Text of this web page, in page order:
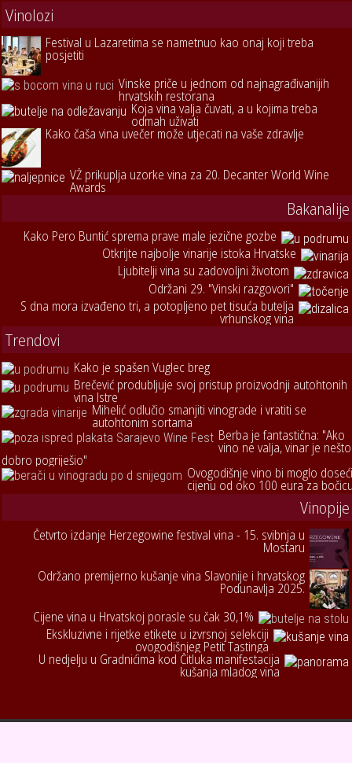
Vinolozi
Festival u Lazaretima se nametnuo kao onaj koji treba
posjetiti
Vinske priče u jednom od najnagrađivanijih
hrvatskih restorana
Koja vina valja čuvati, a u kojima treba
odmah uživati
Kako čaša vina uvečer može utjecati na vaše zdravlje
VŽ prikuplja uzorke vina za 20. Decanter World Wine
Awards
Bakanalije
Kako Pero Buntić sprema prave male jezične gozbe
Otkrijte najbolje vinarije istoka Hrvatske
Ljubitelji vina su zadovoljni životom
Održani 29. "Vinski razgovori"
S dna mora izvađeno tri, a potopljeno pet tisuća butelja
vrhunskog vina
Trendovi
Kako je spašen Vuglec breg
Brečević produbljuje svoj pristup proizvodnji autohtonih
vina Istre
Mihelić odlučio smanjiti vinograde i vratiti se
autohtonim sortama
Berba je fantastična: "Ako
vino ne valja, vinar je nešto
dobro pogriješio"
Ovogodišnje vino bi moglo
cijenu od oko 100 eura za
Vinopije
Četvrto izdanje Herzegowine festival vina - 15. svibnja u
Mostaru
Održano premijerno kušanje vina Slavonije i hrvatskog
Podunavlja 2025.
Cijene vina u Hrvatskoj porasle su čak 30,1%
Ekskluzivne i rijetke etikete u izvrsnoj selekciji
ovogodišnjeg Petit Tastinga
U nedjelju u Gradnićima kod Čitluka manifestacija
kušanja mladog vina